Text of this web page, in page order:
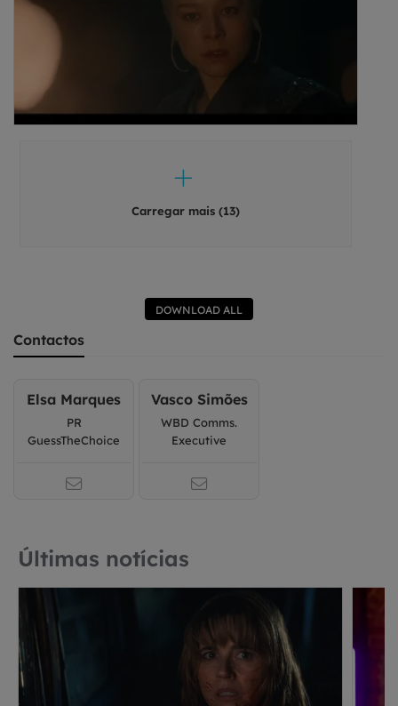
Carregar mais (13)
DOWNLOAD ALL
Contactos
Elsa Marques
PR
GuessTheChoice
Vasco Simões
WBD Comms.
Executive
Últimas notícias